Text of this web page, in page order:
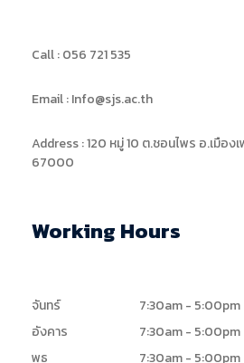
Call : 056 721 535
Email : Info@sjs.ac.th
Address : 120 หมู่ 10 ต.ชอนไพร อ.เมือ
67000
Working Hours
จันทร์
7:30am - 5:00pm
อังคาร
7:30am - 5:00pm
พุธ
7:30am - 5:00pm